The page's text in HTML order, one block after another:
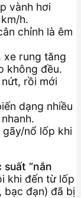
vành hơi
h.
chỉnh là êm
xe rung tăng
không đều.
rồi mới
dạng nhiều
nổ lốp khi
“nắn
khi đến từ lốp
bạc đạn) đã bị